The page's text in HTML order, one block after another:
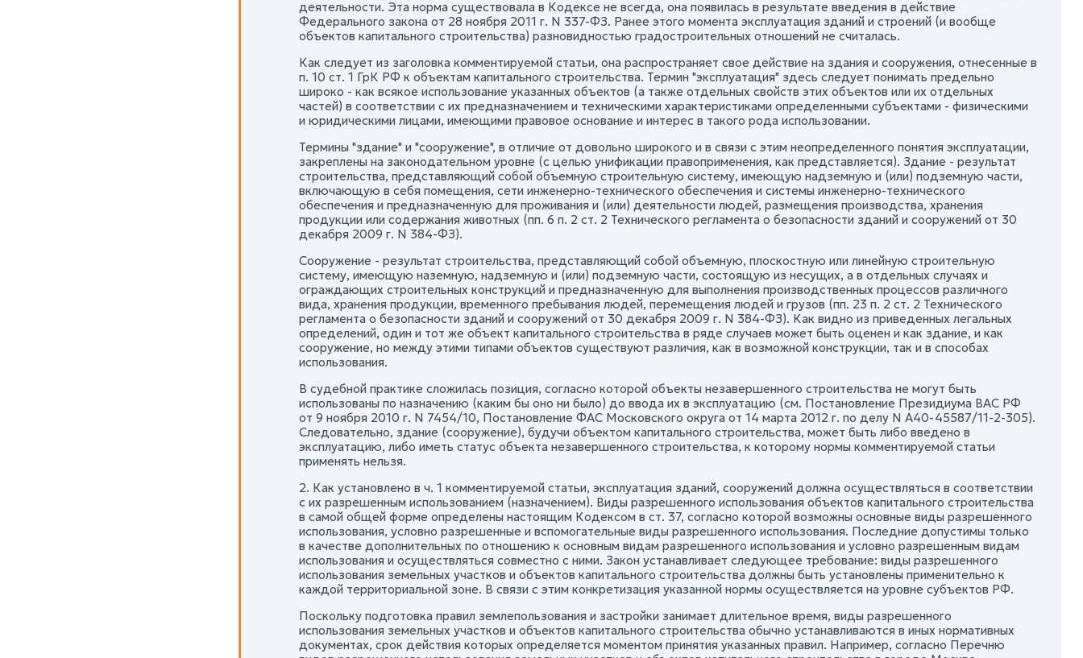
деятельности. Эта норма существовала в Кодексе не всегда, она появилась в результате введения в действие
Федерального закона от 28 ноября 2011 г. N 337-ФЗ. Ранее этого момента эксплуатация зданий и строений (и вообще
объектов капитального строительства) разновидностью градостроительных отношений не считалась.
Как следует из заголовка комментируемой статьи, она распространяет свое действие на здания и сооружения, отнесенные в
п. 10 ст. 1 ГрК РФ к объектам капитального строительства. Термин "эксплуатация" здесь следует понимать предельно
широко - как всякое использование указанных объектов (а также отдельных свойств этих объектов или их отдельных
частей) в соответствии с их предназначением и техническими характеристиками определенными субъектами - физическими
и юридическими лицами, имеющими правовое основание и интерес в такого рода использовании.
Термины "здание" и "сооружение", в отличие от довольно широкого и в связи с этим неопределенного понятия эксплуатации,
закреплены на законодательном уровне (с целью унификации правоприменения, как представляется). Здание - результат
строительства, представляющий собой объемную строительную систему, имеющую надземную и (или) подземную части,
включающую в себя помещения, сети инженерно-технического обеспечения и системы инженерно-технического
обеспечения и предназначенную для проживания и (или) деятельности людей, размещения производства, хранения
продукции или содержания животных (пп. 6 п. 2 ст. 2 Технического регламента о безопасности зданий и сооружений от 30
декабря 2009 г. N 384-ФЗ).
Сооружение - результат строительства, представляющий собой объемную, плоскостную или линейную строительную
систему, имеющую наземную, надземную и (или) подземную части, состоящую из несущих, а в отдельных случаях и
ограждающих строительных конструкций и предназначенную для выполнения производственных процессов различного
вида, хранения продукции, временного пребывания людей, перемещения людей и грузов (пп. 23 п. 2 ст. 2 Технического
регламента о безопасности зданий и сооружений от 30 декабря 2009 г. N 384-ФЗ). Как видно из приведенных легальных
определений, один и тот же объект капитального строительства в ряде случаев может быть оценен и как здание, и как
сооружение, но между этими типами объектов существуют различия, как в возможной конструкции, так и в способах
использования.
В судебной практике сложилась позиция, согласно которой объекты незавершенного строительства не могут быть
использованы по назначению (каким бы оно ни было) до ввода их в эксплуатацию (см. Постановление Президиума ВАС РФ
от 9 ноября 2010 г. N 7454/10, Постановление ФАС Московского округа от 14 марта 2012 г. по делу N А40-45587/11-2-305).
Следовательно, здание (сооружение), будучи объектом капитального строительства, может быть либо введено в
эксплуатацию, либо иметь статус объекта незавершенного строительства, к которому нормы комментируемой статьи
применять нельзя.
2. Как установлено в ч. 1 комментируемой статьи, эксплуатация зданий, сооружений должна осуществляться в соответствии
с их разрешенным использованием (назначением). Виды разрешенного использования объектов капитального строительства
в самой общей форме определены настоящим Кодексом в ст. 37, согласно которой возможны основные виды разрешенного
использования, условно разрешенные и вспомогательные виды разрешенного использования. Последние допустимы только
в качестве дополнительных по отношению к основным видам разрешенного использования и условно разрешенным видам
использования и осуществляться совместно с ними. Закон устанавливает следующее требование: виды разрешенного
использования земельных участков и объектов капитального строительства должны быть установлены применительно к
каждой территориальной зоне. В связи с этим конкретизация указанной нормы осуществляется на уровне субъектов РФ.
Поскольку подготовка правил землепользования и застройки занимает длительное время, виды разрешенного
использования земельных участков и объектов капитального строительства обычно устанавливаются в иных нормативных
документах, срок действия которых определяется моментом принятия указанных правил. Например, согласно Перечню